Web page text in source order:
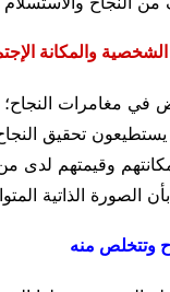
والمكانة
مغامرات
تحقيق
وقيمتهم لدى
الصورة الذاتية
وتتخلص منه